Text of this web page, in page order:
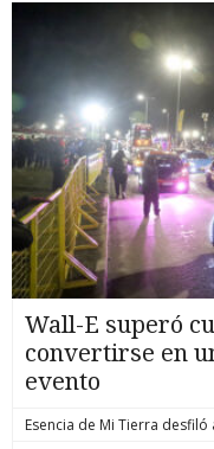
Wall-E superó
convertirse en
evento
Esencia de Mi Tierra